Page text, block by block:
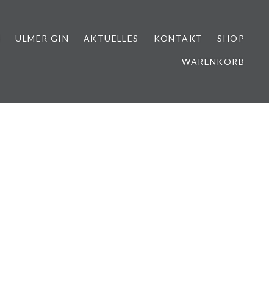
ULMER GIN AKTUELLES KONTAKT SHOP
WARENKORB